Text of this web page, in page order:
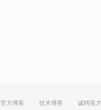
官方博客 技术博客 诚聘英才